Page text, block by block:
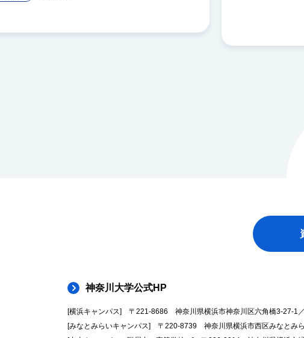
神奈川大学公式HP
[横浜キャンパス] 〒221-8686 神奈川県横浜市神奈川区六角橋3-27-1／
[みなとみらいキャンパス] 〒220-8739 神奈川県横浜市西区みなとみ